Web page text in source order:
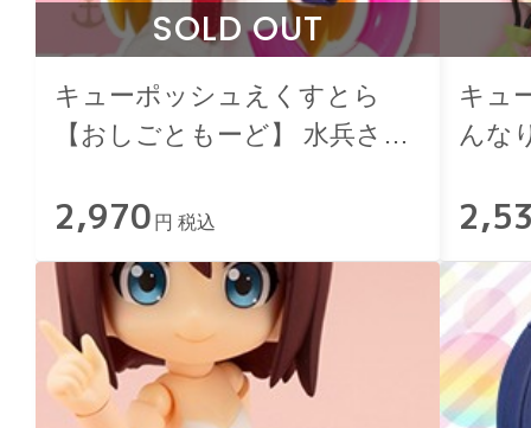
SOLD OUT
キューポッシュえくすとら
【おしごともーど】 水兵さん
2,970 円 税込
キュ
んな